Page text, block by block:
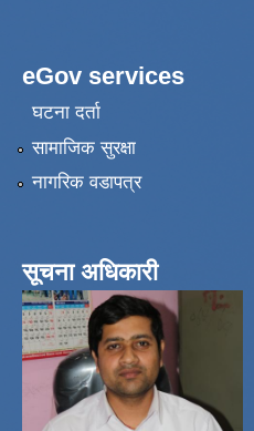
eGov services
घटना दर्ता
सामाजिक सुरक्षा
नागरिक वडापत्र
सूचना अधिकारी